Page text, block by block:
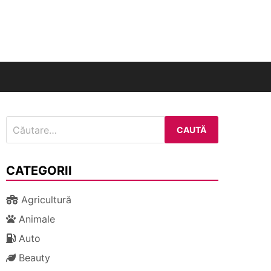
după:
CATEGORII
Agricultură
Animale
Auto
Beauty